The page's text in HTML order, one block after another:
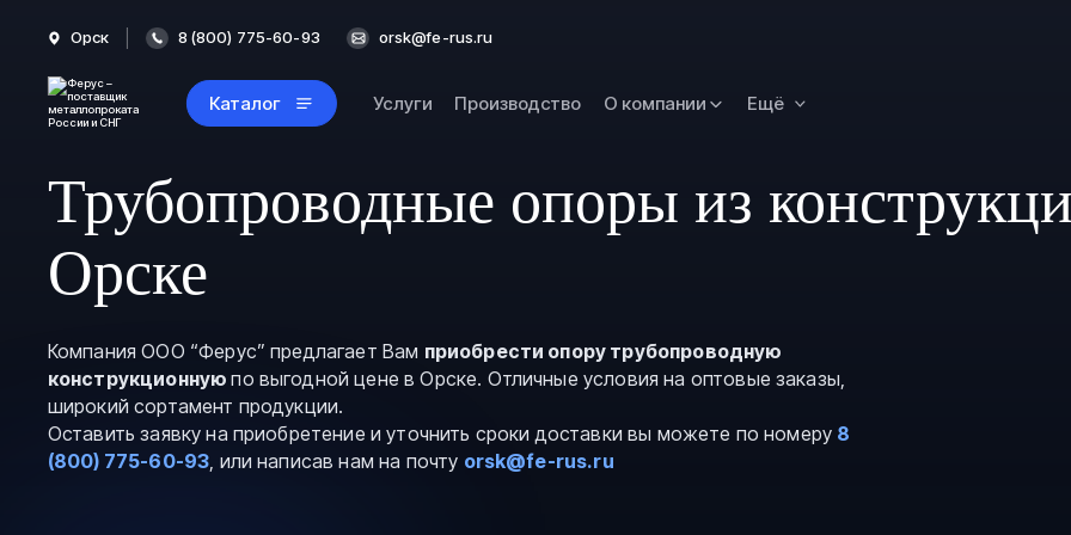
Орск 8 (800) 775-60-93 orsk@fe-rus.ru
Каталог Услуги Производство О компании Ещё
Рязань
Самара
Трубопроводные опоры из
Орске
Компания ООО “Ферус” предлагает Вам приобрести опору трубопроводную
конструкционнуюпо выгодной цене в Орске. Отличные условия на оптовые заказы,
широкий сортамент продукции.
Оставить заявку на приобретение и уточнить сроки доставки вы можете по номеру 8
(800) 775-60-93, или написав нам на почту orsk@fe-rus.ru